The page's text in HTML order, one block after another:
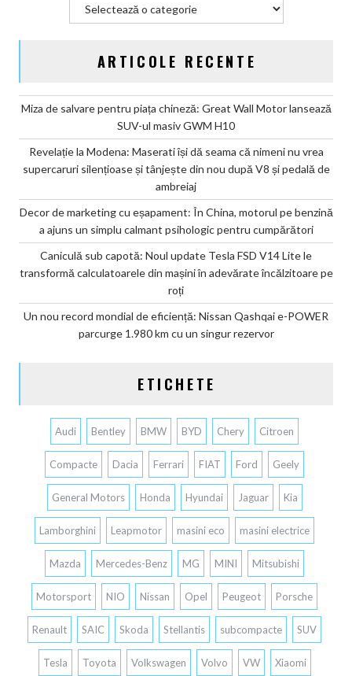
ARTICOLE RECENTE
Miza de salvare pentru piața chineză: Great Wall Motor lansează
SUV-ul masiv GWM H10
Revelație la Modena: Maserati își dă seama că nimeni nu vrea
supercaruri silențioase și tânjește din nou după V8 și pedală de
ambreiaj
Decor de marketing cu eșapament: În China, motorul pe benzină
a ajuns un simplu calmant psihologic pentru cumpărători
Caniculă sub capotă: Noul update Tesla FSD V14 Lite le
transformă calculatoarele din mașini în adevărate încălzitoare pe
roți
Un nou record mondial de eficiență: Nissan Qashqai e-POWER
parcurge 1.980 km cu un singur rezervor
ETICHETE
Audi Bentley BMW BYD Chery Citroen
Compacte Dacia Ferrari FIAT Ford Geely
General Motors Honda Hyundai Jaguar Kia
Lamborghini Leapmotor masini eco masini electrice
Mazda Mercedes-Benz MG MINI Mitsubishi
Motorsport NIO Nissan Opel Peugeot Porsche
Renault SAIC Skoda Stellantis subcompacte SUV
Tesla Toyota Volkswagen Volvo VW Xiaomi